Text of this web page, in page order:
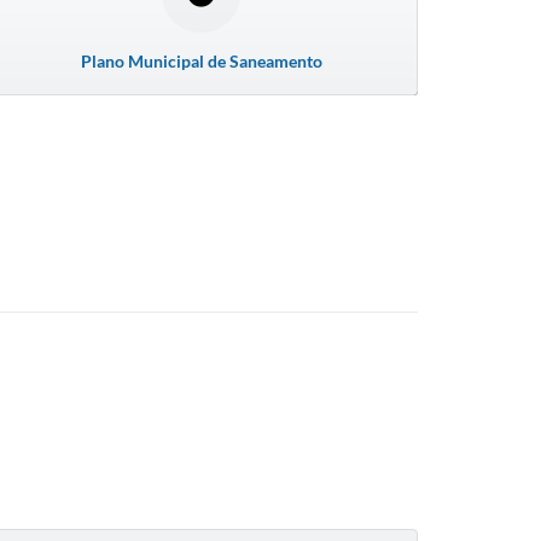
Plano Municipal de Saneamento